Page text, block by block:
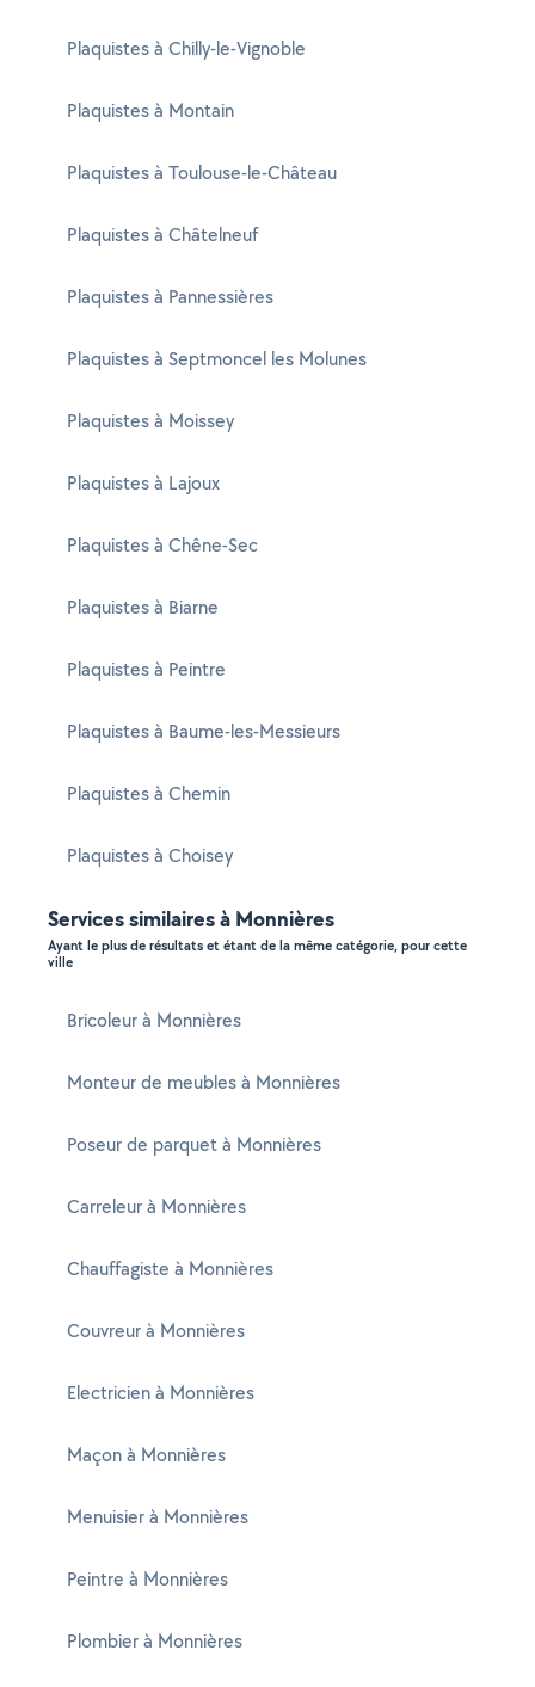
Plaquistes à Chilly-le-Vignoble
Plaquistes à Montain
Plaquistes à Toulouse-le-Château
Plaquistes à Châtelneuf
Plaquistes à Pannessières
Plaquistes à Septmoncel les Molunes
Plaquistes à Moissey
Plaquistes à Lajoux
Plaquistes à Chêne-Sec
Plaquistes à Biarne
Plaquistes à Peintre
Plaquistes à Baume-les-Messieurs
Plaquistes à Chemin
Plaquistes à Choisey
Services similaires à Monnières
Ayant le plus de résultats et étant de la même catégorie, pour cette
ville
Bricoleur à Monnières
Monteur de meubles à Monnières
Poseur de parquet à Monnières
Carreleur à Monnières
Chauffagiste à Monnières
Couvreur à Monnières
Electricien à Monnières
Maçon à Monnières
Menuisier à Monnières
Peintre à Monnières
Plombier à Monnières